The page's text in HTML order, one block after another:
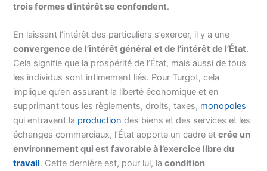
trois formes d’intérêt se confondent.
En laissant l’intérêt des particuliers s’exercer, il y a une
convergence de l’intérêt général et de l’intérêt de l’État.
Cela signifie que la prospérité de l’État, mais aussi de tous
les individus sont intimement liés. Pour Turgot, cela
implique qu’en assurant la liberté économique et en
supprimant tous les règlements, droits, taxes, monopoles
qui entravent la production des biens et des services et les
échanges commerciaux, l’État apporte un cadre etcrée un
environnement qui est favorable à l’exercice libre du
travail. Cette dernière est, pour lui, lacondition